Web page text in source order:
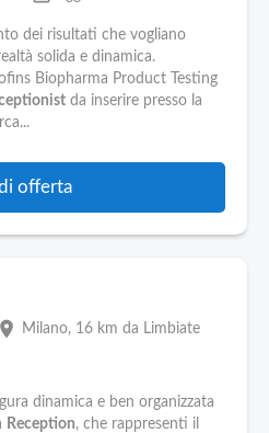
dei risultati che vogliano
solida e dinamica.
Biopharma Product Testing
da inserire presso la
offerta
place Milano, 16 km da Limbiate
dinamica e ben organizzata
Reception, che rappresenti il